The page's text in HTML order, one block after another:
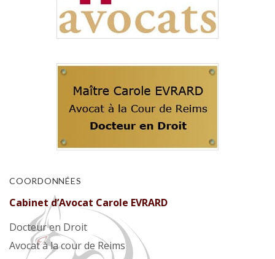
COORDONNÉES
Cabinet d’Avocat Carole EVRARD
Docteur en Droit
Avocat à la cour de Reims